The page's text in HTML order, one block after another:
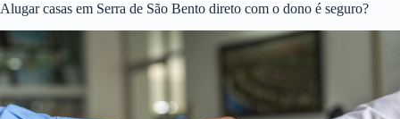
Alugar casas em Serra de São Bento direto com o dono é seguro?